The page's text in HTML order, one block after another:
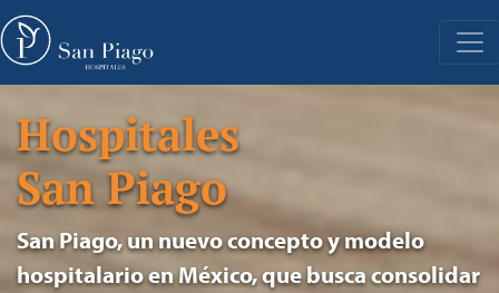
Hospitales
San Piago
San Piago, un nuevo concepto y modelo
hospitalario en México, que busca consolidar